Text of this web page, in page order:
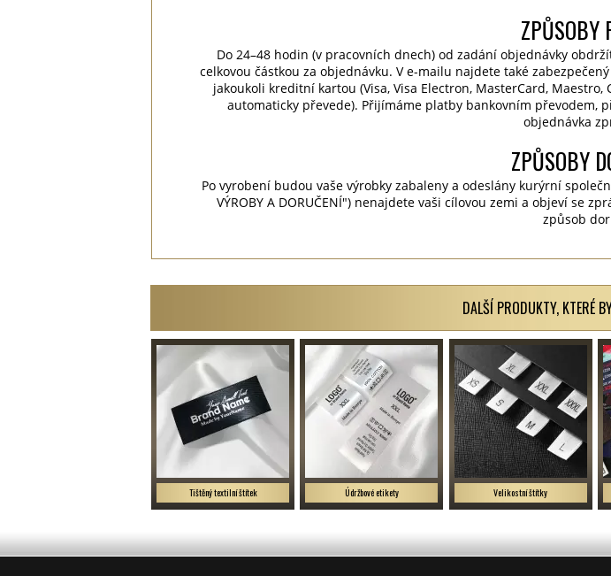
ZPŮSOBY
Do 24–48 hodin (v pracovních dnech) od zadání objednávky
celkovou částkou za objednávku. V e-mailu najdete také
jakoukoli kreditní kartou (Visa, Visa Electron, MasterCard,
automaticky převede). Přijímáme platby bankovním převodem,
objednávka
ZPŮSOBY
Po vyrobení budou vaše výrobky zabaleny a odeslány kurýrní
VÝROBY A DORUČENÍ") nenajdete vaši cílovou zemi a objeví se
způsob
DALŠÍ PRODUKTY, KTERÉ
Tištěný textilní štítek Údržbové etikety Velikostní štítky